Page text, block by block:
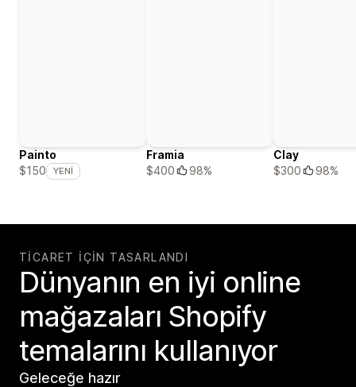
Painto
$150
YENI
Framia
$400
98%
Clay
$300
98%
TICARET IÇIN TASARLANDI
Dünyanın en iyi online
mağazaları Shopify
temalarını kullanıyor
Geleceğe hazır